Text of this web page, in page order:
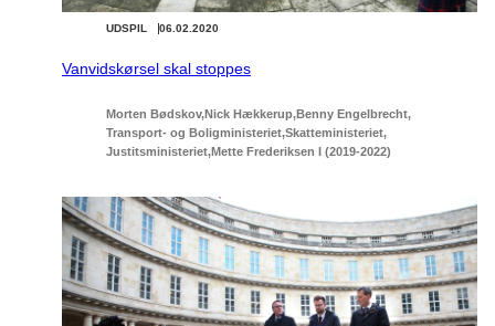
06.02.2020
UDSPIL
Vanvidskørsel skal stoppes
Morten Bødskov Nick Hækkerup Benny Engelbrecht
Transport- og Boligministeriet Skatteministeriet
Justitsministeriet Mette Frederiksen I (2019-2022)